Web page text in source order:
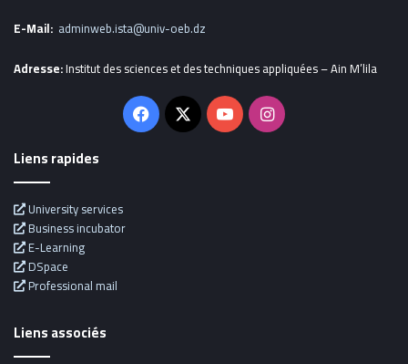
E-Mail: adminweb.ista@univ-oeb.dz
Adresse:Institut des sciences et des techniques appliquées – Ain M’lila
Facebook
X YouTubeInstagram
Liens rapides
University services
Business incubator
E-Learning
DSpace
Professional mail
Liens associés